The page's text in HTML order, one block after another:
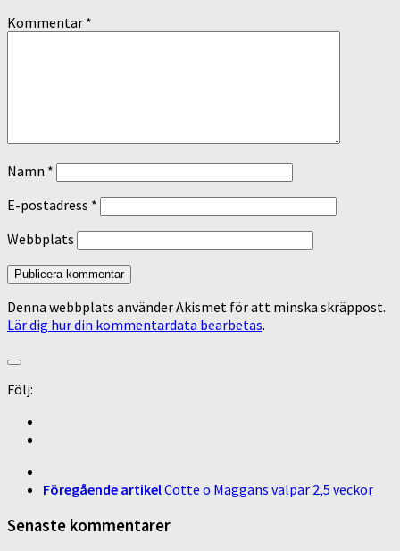
Kommentar *
Namn *
E-postadress *
Webbplats
Denna webbplats använder Akismet för att minska skräppost.
Lär dig hur din kommentardata bearbetas.
Följ:
Föregående artikelCotte o Maggans valpar 2,5 veckor
Senaste kommentarer